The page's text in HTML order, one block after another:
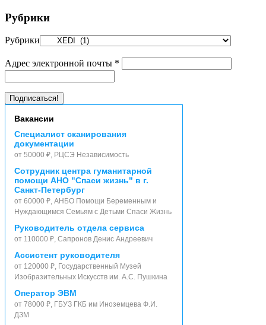
Рубрики
Рубрики
Адрес электронной почты *
Вакансии
Специалист сканирования
документации
от 50000 ₽, РЦСЭ Независимость
Сотрудник центра гуманитарной
помощи АНО "Спаси жизнь" в г.
Санкт-Петербург
от 60000 ₽, АНБО Помощи Беременным и
Нуждающимся Семьям с Детьми Спаси Жизнь
Руководитель отдела сервиса
от 110000 ₽, Сапронов Денис Андреевич
Ассистент руководителя
от 120000 ₽, Государственный Музей
Изобразительных Искусств им. А.С. Пушкина
Оператор ЭВМ
от 78000 ₽, ГБУЗ ГКБ им Иноземцева Ф.И.
ДЗМ